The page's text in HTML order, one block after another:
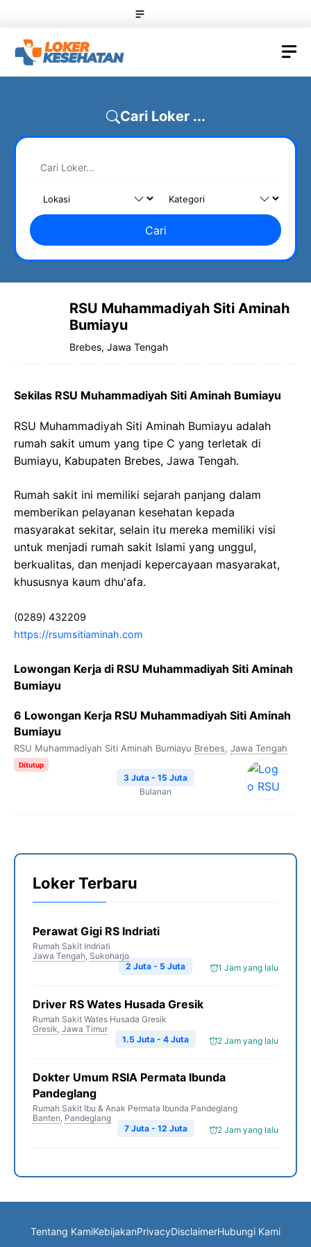
content
Cari Loker ...
Cari
RSU Muhammadiyah Siti Aminah
Bumiayu
Brebes, Jawa Tengah
Sekilas RSU Muhammadiyah Siti Aminah Bumiayu
RSU Muhammadiyah Siti Aminah Bumiayu adalah
rumah sakit umum yang tipe C yang terletak di
Bumiayu, Kabupaten Brebes, Jawa Tengah.
Rumah sakit ini memiliki sejarah panjang dalam
memberikan pelayanan kesehatan kepada
masyarakat sekitar, selain itu mereka memiliki visi
untuk menjadi rumah sakit Islami yang unggul,
berkualitas, dan menjadi kepercayaan masyarakat,
khususnya kaum dhu'afa.
(0289) 432209
https://rsumsitiaminah.com
Lowongan Kerja di RSU Muhammadiyah Siti Aminah
Bumiayu
6 Lowongan Kerja RSU Muhammadiyah Siti Aminah
Bumiayu
RSU Muhammadiyah Siti Aminah Bumiayu Brebes, Jawa Tengah
Ditutup
3 Juta - 15 Juta
Bulanan
Loker Terbaru
Perawat Gigi RS Indriati
Rumah Sakit Indriati
Jawa Tengah, Sukoharjo
1 Jam yang lalu
2 Juta - 5 Juta
Driver RS Wates Husada Gresik
Rumah Sakit Wates Husada Gresik
Gresik, Jawa Timur
2 Jam yang lalu
1.5 Juta - 4 Juta
Dokter Umum RSIA Permata Ibunda
Pandeglang
Rumah Sakit Ibu & Anak Permata Ibunda Pandeglang
Banten, Pandeglang
2 Jam yang lalu
7 Juta - 12 Juta
Tentang KamiKebijakanPrivacyDisclaimerHubungi Kami